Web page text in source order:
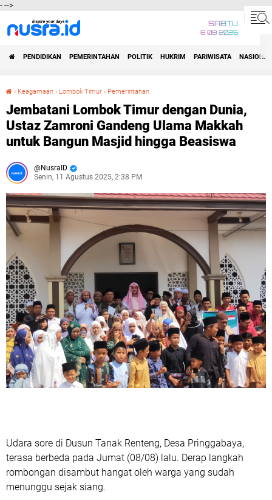
--->
SABTU
8 08 2026
PENDIDIKAN PEMERINTAHAN POLITIK HUKRIM PARIWISATA NASIONAL
› Keagamaan › Lombok Timur › Pemerintahan
Jembatani Lombok Timur dengan Dunia,
Ustaz Zamroni Gandeng Ulama Makkah
untuk Bangun Masjid hingga Beasiswa
NusraID
Senin, 11 Agustus 2025, 2:38 PM
Udara sore di Dusun Tanak Renteng, Desa Pringgabaya,
terasa berbeda pada Jumat (08/08) lalu. Derap langkah
rombongan disambut hangat oleh warga yang sudah
menunggu sejak siang.